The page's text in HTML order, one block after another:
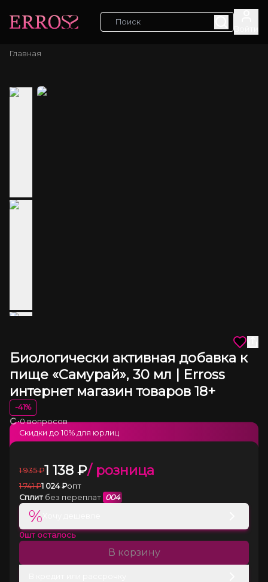
Главная
Биологически активная добавка к
пище «Самурай», 30 мл | Erross
интернет магазин товаров 18+
-41%
Загрузка
•0 вопросов
1 935 ₽1 138 ₽/ розница
1 741 ₽1 024₽опт
Сплит без переплат 004
%
0шт осталось
В корзину
Скидки до 10% для юрлиц